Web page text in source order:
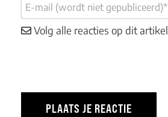
Volg alle reacties op dit artikel